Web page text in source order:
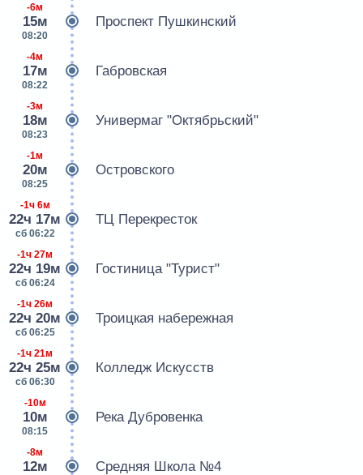
-6м
15м
08:20
Проспект Пушкинский
-4м
17м
08:22
Габровская
-3м
18м
08:23
Универмаг "Октябрьский"
-1м
20м
08:25
Островского
-1ч 6м
22ч 17м
сб 06:22
ТЦ Перекресток
-1ч 27м
22ч 19м
сб 06:24
Гостиница "Турист"
-1ч 26м
22ч 20м
сб 06:25
Троицкая набережная
-1ч 21м
22ч 25м
сб 06:30
Колледж Искусств
-10м
10м
08:15
Река Дубровенка
-8м
12м Средняя Школа №4